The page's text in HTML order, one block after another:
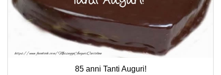
85 anni Tanti Auguri!